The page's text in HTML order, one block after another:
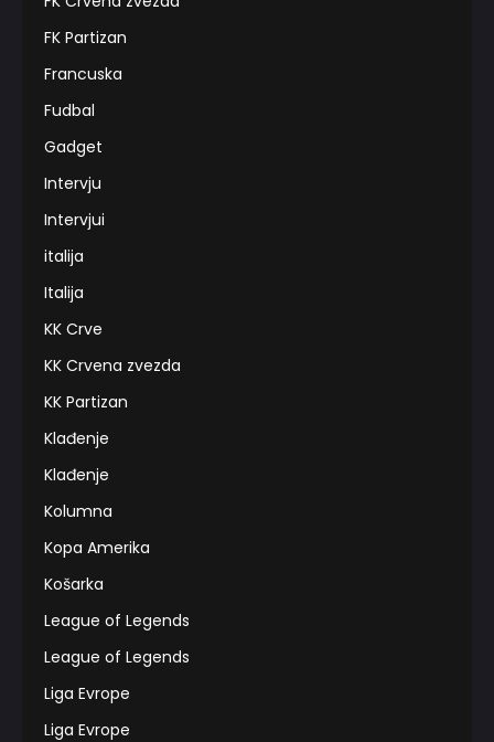
FK Partizan
Francuska
Fudbal
Gadget
Intervju
Intervjui
italija
Italija
KK Crve
KK Crvena zvezda
KK Partizan
Klađenje
Klađenje
Kolumna
Kopa Amerika
Košarka
League of Legends
League of Legends
Liga Evrope
Liga Evrope